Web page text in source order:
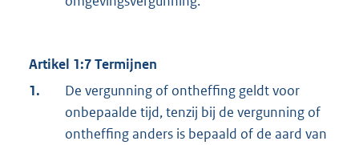
Artikel 1:7 Termijnen
1.
De vergunning of ontheffing geldt voor
onbepaalde tijd, tenzij bij de vergunning of
ontheffing anders is bepaald of de aard van